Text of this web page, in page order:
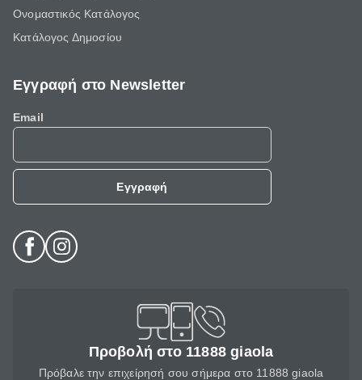
Ονομαστικός Κατάλογος
Κατάλογος Δημοσίου
Εγγραφή στο Newsletter
Email
Εγγραφή
Προβολή στο 11888 giaola
Πρόβαλε την επιχείρησή σου σήμερα στο 11888 giaola